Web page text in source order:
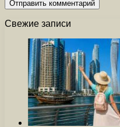
Свежие записи